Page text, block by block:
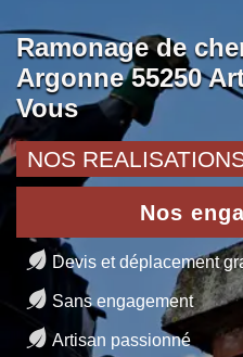
Ramonage de
Argonne 55250
Vous
NOS
Nos
Devis et déplacement
Sans engagement
Artisan passionné